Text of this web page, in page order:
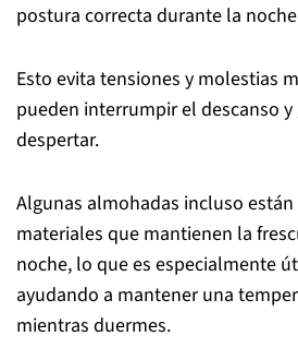
postura correcta durante la
Esto evita tensiones y molestias
pueden interrumpir el descanso
despertar.
Algunas almohadas incluso
materiales que mantienen la
noche, lo que es especialmente
ayudando a mantener una
mientras duermes.